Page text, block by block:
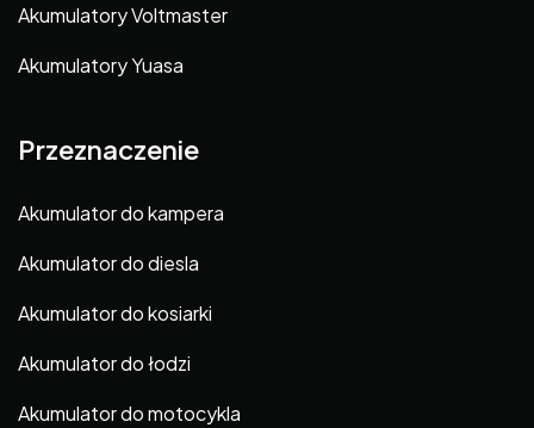
Akumulatory Voltmaster
Akumulatory Yuasa
Przeznaczenie
Akumulator do kampera
Akumulator do diesla
Akumulator do kosiarki
Akumulator do łodzi
Akumulator do motocykla